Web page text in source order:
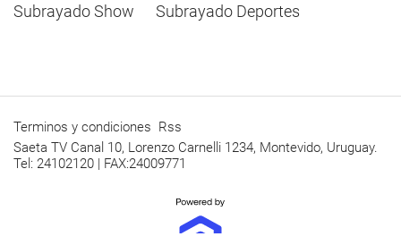
Subrayado Show Subrayado Deportes
Terminos y condiciones Rss
Saeta TV Canal 10, Lorenzo Carnelli 1234, Montevido, Uruguay.
Tel: 24102120 | FAX:24009771